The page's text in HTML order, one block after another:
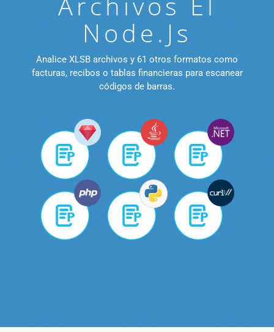
Node.js
Analice XLSB archivos y 61 otros formatos como
facturas, recibos o tablas financieras para escanear
códigos de barras.